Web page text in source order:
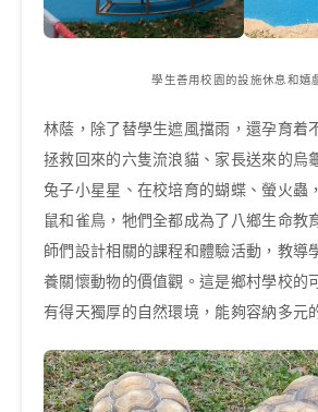
學生善用校園的設施休息和嬉
林蔭，除了替學生遮風擋雨，還孕育着
拯救回來的六隻流浪貓、家長送來的烏
兔子小星星、在校培育的蝴蝶、螢火蟲
鼠和雀鳥，牠們全都成為了八鄉生命教
師們設計相關的課程和體驗活動，教導
養關懷動物的價值觀。這是鄉村學校的
有得天獨厚的自然環境，能夠容納多元